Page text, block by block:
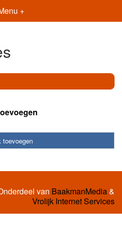
+
toevoegen
van BaakmanMedia&
Vrolijk Internet Services